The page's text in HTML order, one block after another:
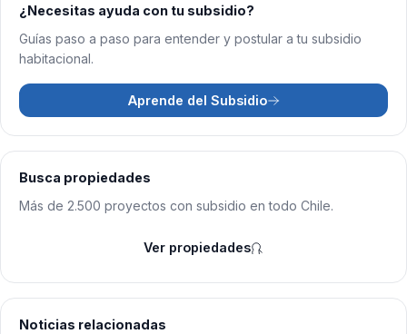
¿Necesitas ayuda con tu subsidio?
Guías paso a paso para entender y postular a tu subsidio
habitacional.
Aprende del Subsidio
Busca propiedades
Más de 2.500 proyectos con subsidio en todo Chile.
Ver propiedades
Noticias relacionadas